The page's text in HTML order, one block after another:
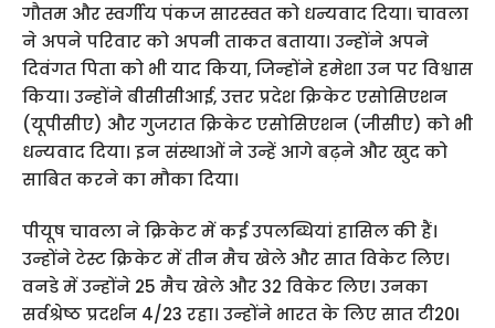
गौतम और स्वर्गीय पंकज सारस्वत को धन्यवाद दिया। चावला
ने अपने परिवार को अपनी ताकत बताया। उन्होंने अपने
दिवंगत पिता को भी याद किया, जिन्होंने हमेशा उन पर विश्वास
किया। उन्होंने बीसीसीआई, उत्तर प्रदेश क्रिकेट एसोसिएशन
(यूपीसीए) और गुजरात क्रिकेट एसोसिएशन (जीसीए) को भी
धन्यवाद दिया। इन संस्थाओं ने उन्हें आगे बढ़ने और खुद को
साबित करने का मौका दिया।
पीयूष चावला ने क्रिकेट में कई उपलब्धियां हासिल की हैं।
उन्होंने टेस्ट क्रिकेट में तीन मैच खेले और सात विकेट लिए।
वनडे में उन्होंने 25 मैच खेले और 32 विकेट लिए। उनका
सर्वश्रेष्ठ प्रदर्शन 4/23 रहा। उन्होंने भारत के लिए सात टी20I